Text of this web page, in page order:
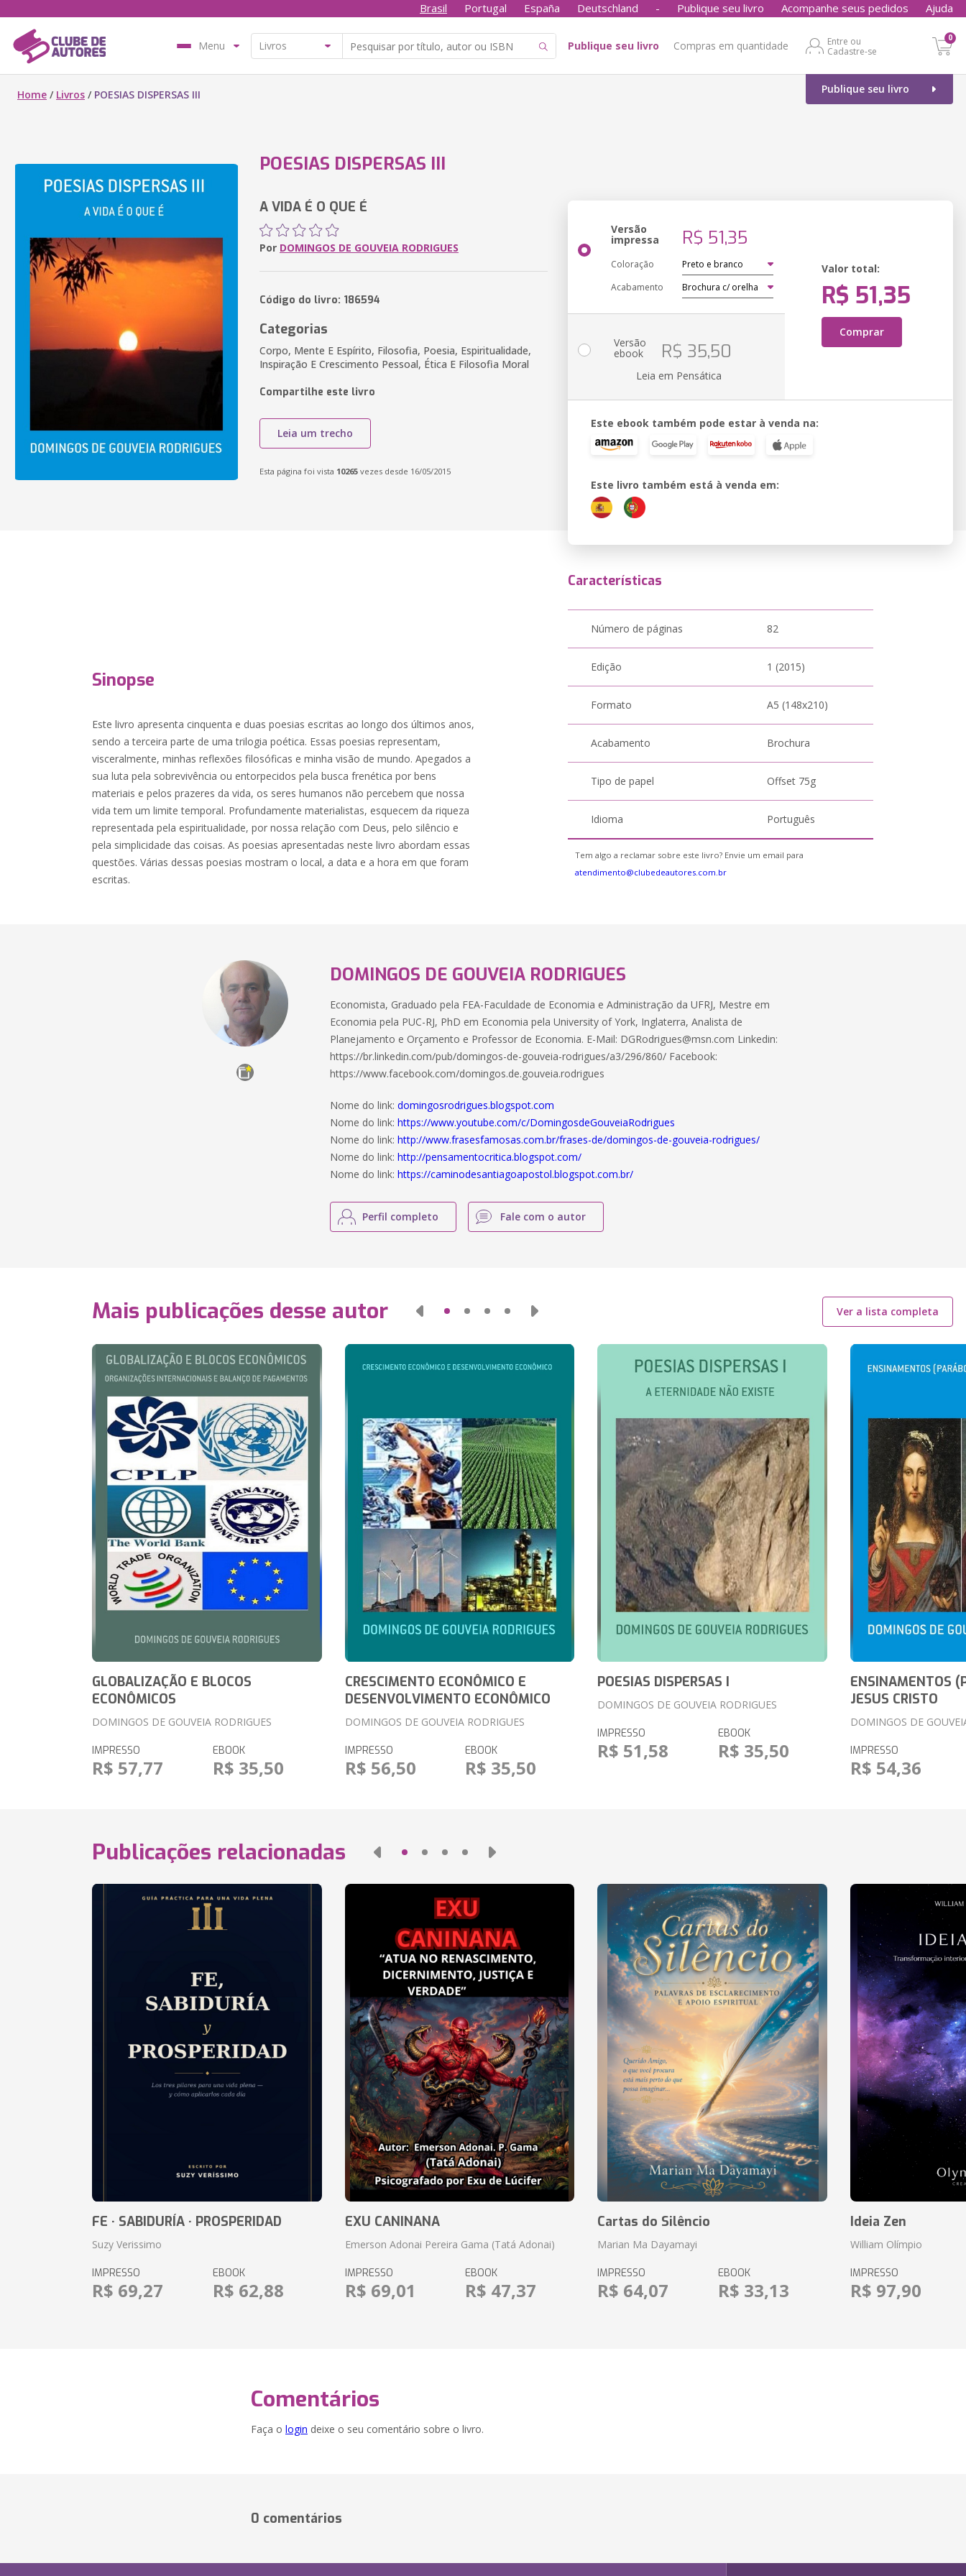
Brasil Portugal España Deutschland - Publique seu livro Acompanhe seus pedidos Ajuda
Menu Publique seu livro Compras em quantidade
Entre ou
Cadastre-se
0
Publique seu livro
Home / Livros / POESIAS DISPERSAS III
POESIAS DISPERSAS III
A VIDA É O QUE É
Por DOMINGOS DE GOUVEIA RODRIGUES
Código do livro: 186594
Categorias
Corpo, Mente E Espírito, Filosofia, Poesia, Espiritualidade,
Inspiração E Crescimento Pessoal, Ética E Filosofia Moral
Compartilhe este livro
Leia um trecho
Esta página foi vista 10265 vezes desde 16/05/2015
Versão
impressa R$ 51,35
Coloração
Acabamento
Valor total:
R$ 51,35
Comprar
Versão
ebook R$ 35,50
Leia em Pensática
Este ebook também pode estar à venda na:
Este livro também está à venda em:
Sinopse
Este livro apresenta cinquenta e duas poesias escritas ao longo dos últimos anos,
sendo a terceira parte de uma trilogia poética. Essas poesias representam,
visceralmente, minhas reflexões filosóficas e minha visão de mundo. Apegados a
sua luta pela sobrevivência ou entorpecidos pela busca frenética por bens
materiais e pelos prazeres da vida, os seres humanos não percebem que nossa
vida tem um limite temporal. Profundamente materialistas, esquecem da riqueza
representada pela espiritualidade, por nossa relação com Deus, pelo silêncio e
pela simplicidade das coisas. As poesias apresentadas neste livro abordam essas
questões. Várias dessas poesias mostram o local, a data e a hora em que foram
escritas.
Características
Número de páginas 82
Edição 1 (2015)
Formato A5 (148x210)
Acabamento Brochura
Tipo de papel Offset 75g
Idioma Português
Tem algo a reclamar sobre este livro? Envie um email para
atendimento@clubedeautores.com.br
DOMINGOS DE GOUVEIA RODRIGUES
Economista, Graduado pela FEA-Faculdade de Economia e Administração da UFRJ, Mestre em
Economia pela PUC-RJ, PhD em Economia pela University of York, Inglaterra, Analista de
Planejamento e Orçamento e Professor de Economia. E-Mail: DGRodrigues@msn.com Linkedin:
https://br.linkedin.com/pub/domingos-de-gouveia-rodrigues/a3/296/860/ Facebook:
https://www.facebook.com/domingos.de.gouveia.rodrigues
Nome do link:domingosrodrigues.blogspot.com
Nome do link:https://www.youtube.com/c/DomingosdeGouveiaRodrigues
Nome do link:http://www.frasesfamosas.com.br/frases-de/domingos-de-gouveia-rodrigues/
Nome do link:http://pensamentocritica.blogspot.com/
Nome do link:https://caminodesantiagoapostol.blogspot.com.br/
Perfil completo Fale com o autor
Mais publicações desse autor Ver a lista completa
GLOBALIZAÇÃO E BLOCOS
ECONÔMICOS
DOMINGOS DE GOUVEIA RODRIGUES
IMPRESSO
R$ 57,77
EBOOK
R$ 35,50
CRESCIMENTO ECONÔMICO E
DESENVOLVIMENTO ECONÔMICO
DOMINGOS DE GOUVEIA RODRIGUES
IMPRESSO
R$ 56,50
EBOOK
R$ 35,50
POESIAS DISPERSAS I
DOMINGOS DE GOUVEIA RODRIGUES
IMPRESSO
R$ 51,58
EBOOK
R$ 35,50
ENSINAMENTOS
JESUS CRISTO
DOMINGOS DE
IMPRESSO
R$ 54,36
Publicações relacionadas
FE · SABIDURÍA · PROSPERIDAD
Suzy Verissimo
IMPRESSO
R$ 69,27
EBOOK
R$ 62,88
EXU CANINANA
Emerson Adonai Pereira Gama (Tatá Adonai)
IMPRESSO
R$ 69,01
EBOOK
R$ 47,37
Cartas do Silêncio
Marian Ma Dayamayi
IMPRESSO
R$ 64,07
EBOOK
R$ 33,13
Ideia Zen
William Olímpio
IMPRESSO
R$ 97,90
Comentários
Faça o login deixe o seu comentário sobre o livro.
0 comentários